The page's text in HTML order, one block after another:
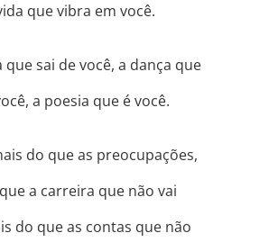
que vibra em você.
que sai de você, a dança que
a poesia que é você.
do que as preocupações,
a carreira que não vai
do que as contas que não